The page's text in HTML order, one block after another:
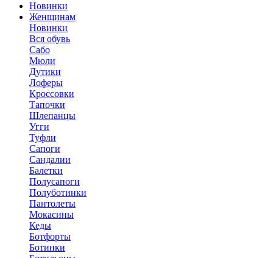
Новинки
Женщинам
Новинки
Вся обувь
Сабо
Мюли
Дутики
Лоферы
Кроссовки
Тапочки
Шлепанцы
Угги
Туфли
Сапоги
Сандалии
Балетки
Полусапоги
Полуботинки
Пантолеты
Мокасины
Кеды
Ботфорты
Ботинки